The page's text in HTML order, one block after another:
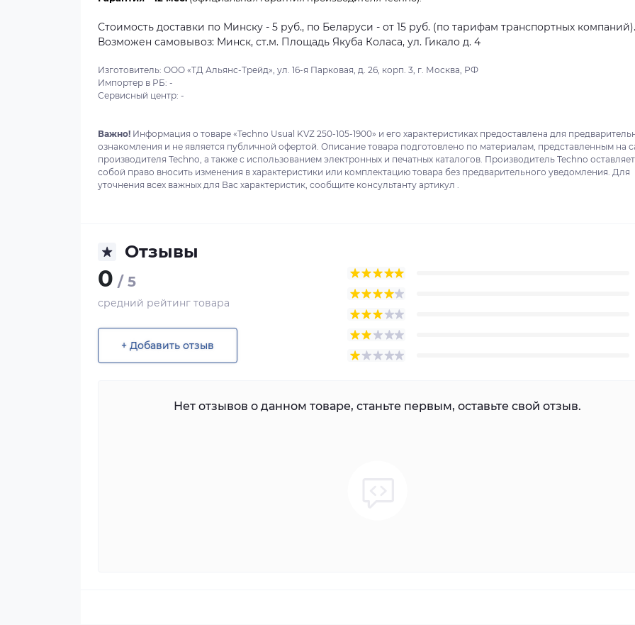
Стоимость доставки по Минску - 5 руб., по Беларуси - от 15 руб. (по тарифам транспортных компаний).
Возможен самовывоз: Минск, ст.м. Площадь Якуба Коласа, ул. Гикало д. 4
Изготовитель: ООО «ТД Альянс-Трейд», ул. 16-я Парковая, д. 26, корп. 3, г. Москва, РФ
Импортер в РБ: -
Сервисный центр: -
Важно! Информация о товаре «Techno Usual KVZ 250-105-1900» и его характеристиках предоставлена для
ознакомления и не является публичной офертой. Описание товара подготовлено по материалам, представленным на
производителя Techno, а также с использованием электронных и печатных каталогов. Производитель Techno оставляет
собой право вносить изменения в характеристики или комплектацию товара без предварительного уведомления. Для
уточнения всех важных для Вас характеристик, сообщите консультанту артикул .
Отзывы
0 / 5
средний рейтинг товара
+ Добавить отзыв
Нет отзывов о данном товаре, станьте первым, оставьте свой отзыв.